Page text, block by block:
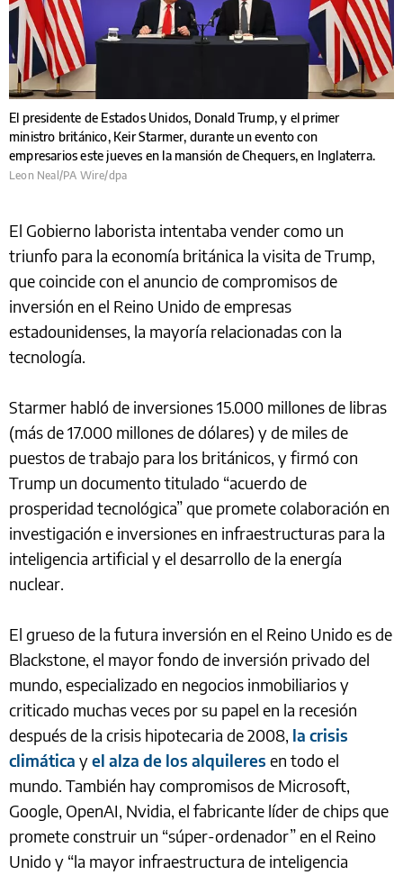
El presidente de Estados Unidos, Donald Trump, y el primer
ministro británico, Keir Starmer, durante un evento con
empresarios este jueves en la mansión de Chequers, en Inglaterra.
Leon Neal/PA Wire/dpa
El Gobierno laborista intentaba vender como un
triunfo para la economía británica la visita de Trump,
que coincide con el anuncio de compromisos de
inversión en el Reino Unido de empresas
estadounidenses, la mayoría relacionadas con la
tecnología.
Starmer habló de inversiones 15.000 millones de libras
(más de 17.000 millones de dólares) y de miles de
puestos de trabajo para los británicos, y firmó con
Trump un documento titulado “acuerdo de
prosperidad tecnológica” que promete colaboración en
investigación e inversiones en infraestructuras para la
inteligencia artificial y el desarrollo de la energía
nuclear.
El grueso de la futura inversión en el Reino Unido es de
Blackstone, el mayor fondo de inversión privado del
mundo, especializado en negocios inmobiliarios y
criticado muchas veces por su papel en la recesión
después de la crisis hipotecaria de 2008, la crisis
climática yel alza de los alquileres en todo el
mundo. También hay compromisos de Microsoft,
Google, OpenAI, Nvidia, el fabricante líder de chips que
promete construir un “súper-ordenador” en el Reino
Unido y “la mayor infraestructura de inteligencia